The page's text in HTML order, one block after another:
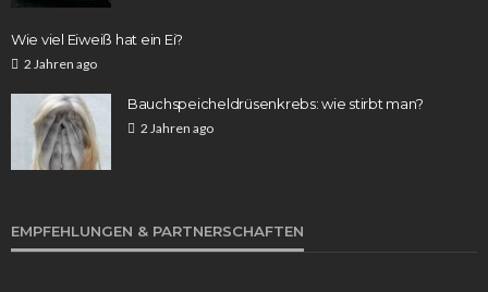
Aufstellungen: Teilnehmer des Spiels KSC gegen
1. FC Köln im Fokus
Wie viel Eiweiß hat ein Ei?
2 Jahren ago
Bauchspeicheldrüsenkrebs: wie stirbt man?
2 Jahren ago
EMPFEHLUNGEN & PARTNERSCHAFTEN